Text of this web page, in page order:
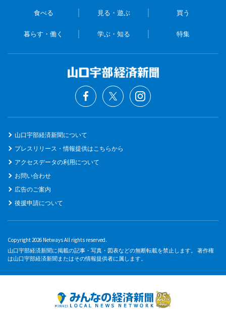
食べる 見る・遊ぶ 買う
暮らす・働く 学ぶ・知る 特集
山口宇部経済新聞について
プレスリリース・情報提供はこちらから
アクセスデータの利用について
お問い合わせ
広告のご案内
後援申請について
Copyright 2026 Netways All rights reserved.
山口宇部経済新聞に掲載の記事・写真・図表などの無断転載を禁止します。 著作権
は山口宇部経済新聞またはその情報提供者に属します。